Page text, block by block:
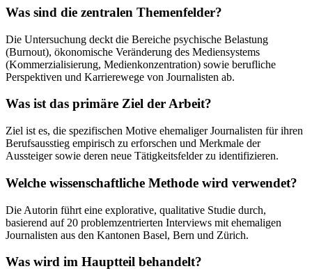
Was sind die zentralen Themenfelder?
Die Untersuchung deckt die Bereiche psychische Belastung
(Burnout), ökonomische Veränderung des Mediensystems
(Kommerzialisierung, Medienkonzentration) sowie berufliche
Perspektiven und Karrierewege von Journalisten ab.
Was ist das primäre Ziel der Arbeit?
Ziel ist es, die spezifischen Motive ehemaliger Journalisten für ihren
Berufsausstieg empirisch zu erforschen und Merkmale der
Aussteiger sowie deren neue Tätigkeitsfelder zu identifizieren.
Welche wissenschaftliche Methode wird verwendet?
Die Autorin führt eine explorative, qualitative Studie durch,
basierend auf 20 problemzentrierten Interviews mit ehemaligen
Journalisten aus den Kantonen Basel, Bern und Zürich.
Was wird im Hauptteil behandelt?